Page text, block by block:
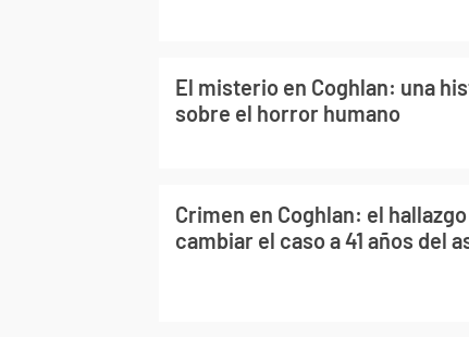
El misterio en Coghlan: una
sobre el horror humano
Crimen en Coghlan: el
cambiar el caso a 41 años del